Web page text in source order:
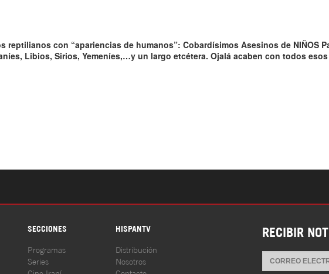
SECCIONES HISPANTV
Programas
Series
Cine Iraní
Distribución
Nosotros
Contacto
RECIBIR